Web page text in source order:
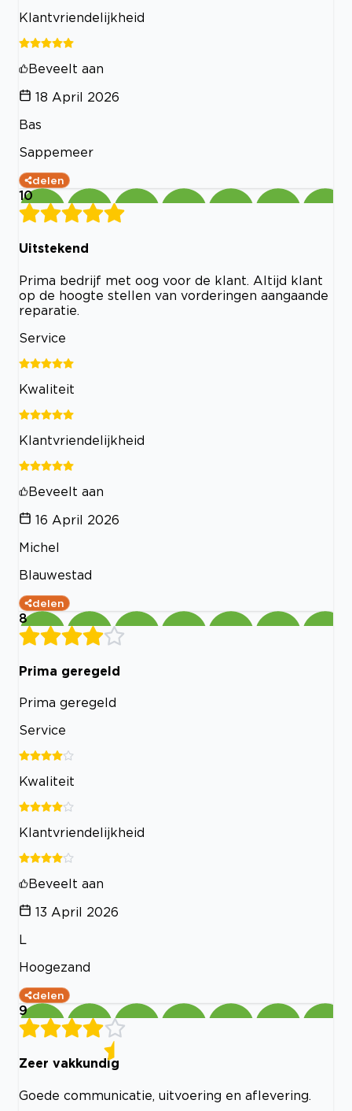
Klantvriendelijkheid
Beveelt aan
18 April 2026
Bas
Sappemeer
delen
10
Uitstekend
Prima bedrijf met oog voor de klant. Altijd klant
op de hoogte stellen van vorderingen aangaande
reparatie.
Service
Kwaliteit
Klantvriendelijkheid
Beveelt aan
16 April 2026
Michel
Blauwestad
delen
8
Prima geregeld
Prima geregeld
Service
Kwaliteit
Klantvriendelijkheid
Beveelt aan
13 April 2026
L
Hoogezand
delen
9
Zeer vakkundig
Goede communicatie, uitvoering en aflevering.